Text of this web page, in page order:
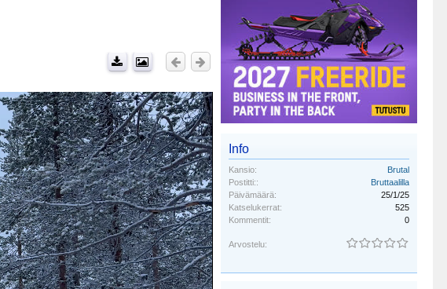
Info
Kansio:
Brutal
Postitti::
Bruttaalilla
Päivämäärä:
25/1/25
Katselukerrat:
525
Kommentit:
0
Arvostelu: